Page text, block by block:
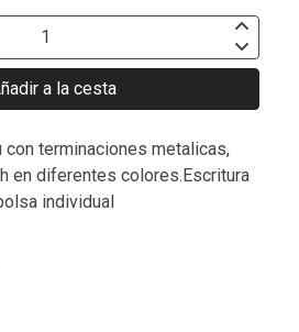
a la cesta
con terminaciones metalicas,
en diferentes colores.Escritura
individual